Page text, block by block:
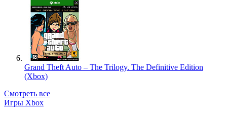
Grand Theft Auto – The Trilogy. The Definitive Edition
(Xbox)
Смотреть все
Игры Xbox